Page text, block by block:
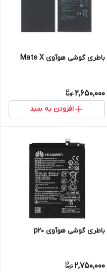
باطری گوشی هوآوی Mate X
2,650,000
افزودن به سبد
باطری گوشی هوآوی p20
2,750,000